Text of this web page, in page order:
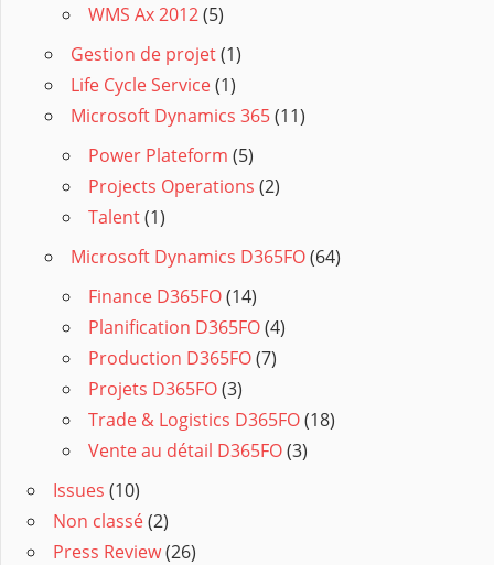
WMS Ax 2012(5)
Gestion de projet(1)
Life Cycle Service(1)
Microsoft Dynamics 365(11)
Power Plateform (5)
Projects Operations (2)
Talent(1)
Microsoft Dynamics D365FO(64)
Finance D365FO(14)
Planification D365FO(4)
Production D365FO(7)
Projets D365FO(3)
Trade & Logistics D365FO(18)
Vente au détail D365FO(3)
Issues (10)
Non classé(2)
Press Review(26)